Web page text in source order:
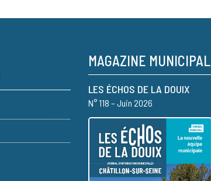
MAGAZINE MUNICIPAL
LES ÉCHOS DE LA DOUIX
N° 118 – Juin 2026